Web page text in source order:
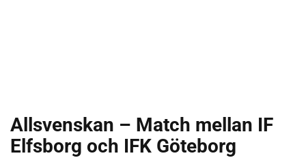
Allsvenskan – Match mellan IF
Elfsborg och IFK Göteborg